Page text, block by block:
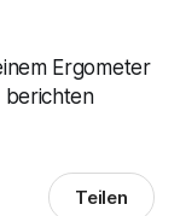
Ergometer
berichten
Teilen